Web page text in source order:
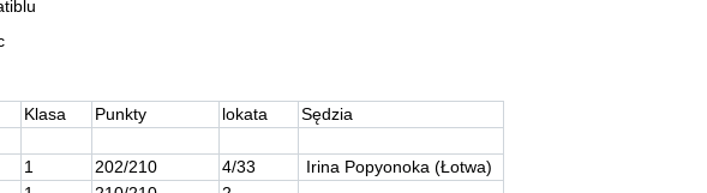
Klasa Punkty lokata Sędzia
1 202/210 4/33
Irina Popyonoka (Łotwa)